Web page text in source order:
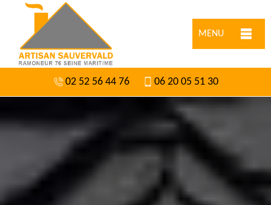
MENU
02 52 56 44 76 06 20 05 51 30